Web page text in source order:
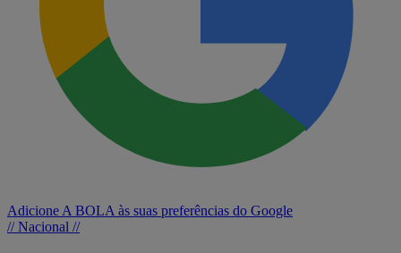
Adicione A BOLA às suas preferências do Google
// Nacional //